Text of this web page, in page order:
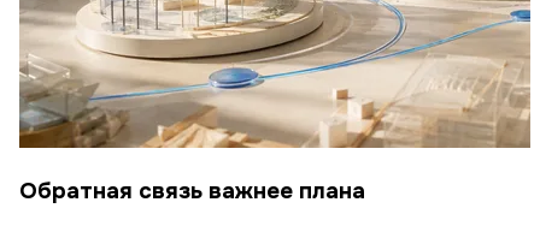
Обратная связь важнее плана